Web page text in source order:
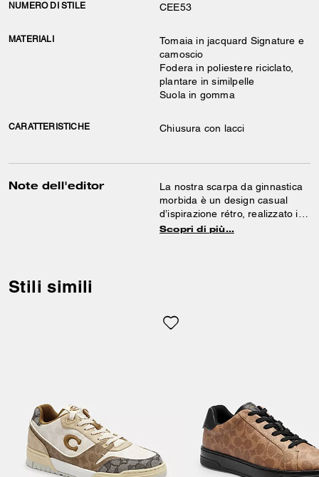
NUMERO DI STILE CEE53
MATERIALI
Tomaia in jacquard Signature e
camoscio
Fodera in poliestere riciclato,
plantare in similpelle
Suola in gomma
CARATTERISTICHE Chiusura con lacci
Note dell'editor
La nostra scarpa da ginnastica
morbida è un design casual
d’ispirazione rétro, realizzato in
una combinazione di jacquard
stabilimenti che adottano
pratiche di agricoltura
rigenerativa al fine di aiutare a
conservare e ringiovanire la
terra, incrementando la
biodiversità e la salute del
Scopri di più…
Stili simili